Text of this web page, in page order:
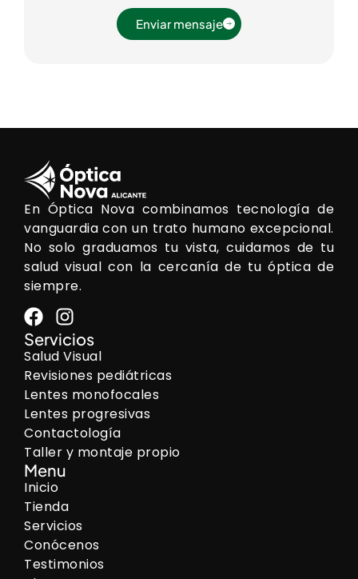
Enviar mensaje
En Óptica Nova combinamos tecnología de
vanguardia con un trato humano excepcional.
No solo graduamos tu vista, cuidamos de tu
salud visual con la cercanía de tu óptica de
siempre.
Servicios
Salud Visual
Revisiones pediátricas
Lentes monofocales
Lentes progresivas
Contactología
Taller y montaje propio
Menu
Inicio
Tienda
Servicios
Conócenos
Testimonios